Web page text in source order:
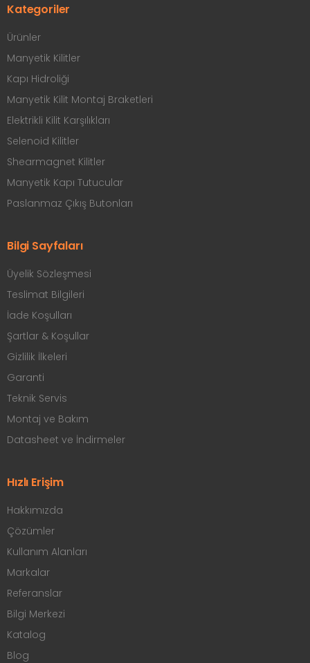
Kategoriler
Ürünler
Manyetik Kilitler
Kapı Hidroliği
Manyetik Kilit Montaj Braketleri
Elektrikli Kilit Karşılıkları
Selenoid Kilitler
Shearmagnet Kilitler
Manyetik Kapı Tutucular
Paslanmaz Çıkış Butonları
Bilgi Sayfaları
Üyelik Sözleşmesi
Teslimat Bilgileri
İade Koşulları
Şartlar & Koşullar
Gizlilik İlkeleri
Garanti
Teknik Servis
Montaj ve Bakım
Datasheet ve İndirmeler
Hızlı Erişim
Hakkımızda
Çözümler
Kullanım Alanları
Markalar
Referanslar
Bilgi Merkezi
Katalog
Blog